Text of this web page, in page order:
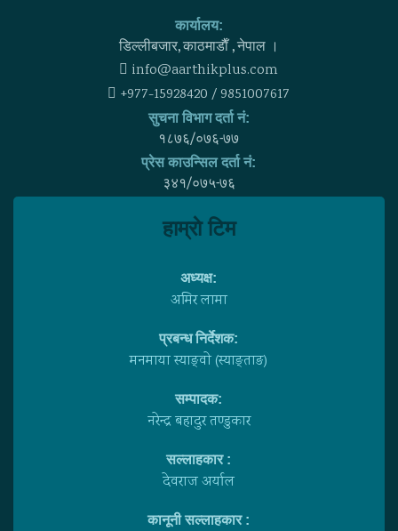
कार्यालय:
डिल्लीबजार, काठमाडाैँ , नेपाल ।
info@aarthikplus.com
+977-15928420 / 9851007617
सुचना विभाग दर्ता नं:
१८७६/०७६-७७
प्रेस काउन्सिल दर्ता नं:
३४१/०७५-७६
हाम्राे टिम
अध्यक्ष:
अमिर लामा
प्रबन्ध निर्देशक:
मनमाया स्याङ्वाे (स्याङ्ताङ)
सम्पादक:
नरेन्द्र बहादुर तण्डुकार
सल्लाहकार :
देवराज अर्याल
कानूनी सल्लाहकार :